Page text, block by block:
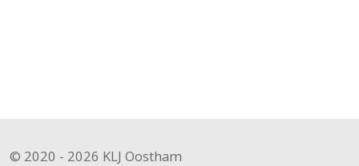
© 2020 - 2026 KLJ Oostham